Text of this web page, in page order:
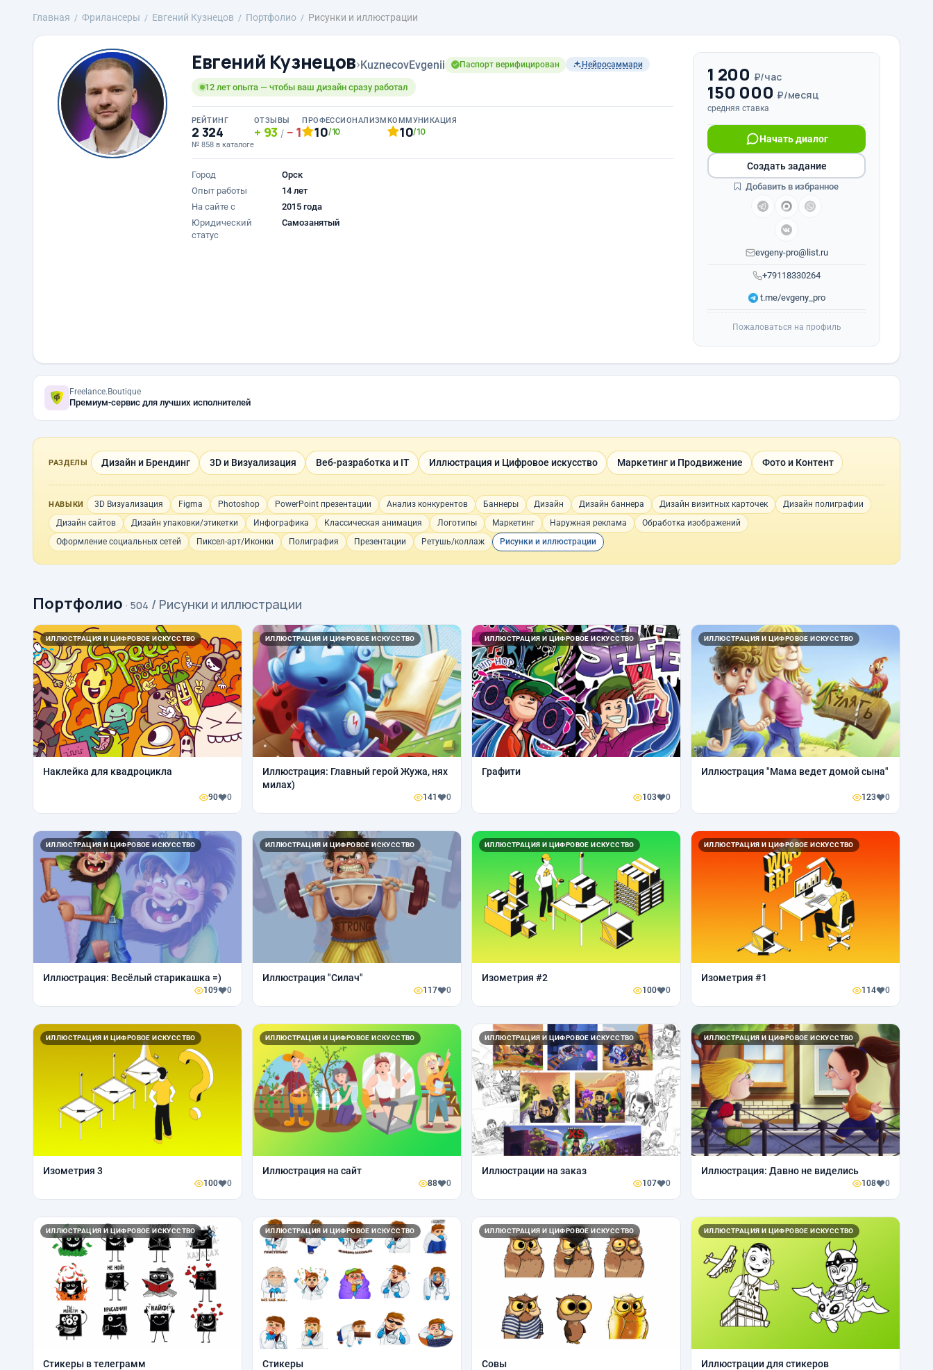
Главная Фрилансеры Евгений Кузнецов Портфолио Рисунки и иллюстрации
Евгений Кузнецов›KuznecovEvgenii Паспорт верифицирован Нейросаммари
12 лет опыта — чтобы ваш дизайн сразу работал
РЕЙТИНГ
2 324
№ 858 в каталоге
ОТЗЫВЫ
93 / 1
ПРОФЕССИОНАЛИЗМ
10/10
КОММУНИКАЦИЯ
10/10
Город
Орск
Опыт работы
14 лет
На сайте с
2015 года
Юридический
статус
Самозанятый
1 200 ₽/час
150 000 ₽/месяц
средняя ставка
+79118330264
Начать диалог
evgeny-pro@list.ru
t.me/evgeny_pro
Создать задание
Добавить в избранное
Пожаловаться на профиль
Freelance.Boutique
Премиум-сервис для лучших исполнителей
РАЗДЕЛЫ Дизайн и Брендинг 3D и Визуализация Веб-разработка и IT Иллюстрация и Цифровое искусство Маркетинг и Продвижение Фото и Контент
НАВЫКИ 3D Визуализация Figma Photoshop PowerPoint презентации Анализ конкурентов Баннеры Дизайн Дизайн баннера Дизайн визитных карточек
Дизайн полиграфии
Дизайн сайтов
Дизайн упаковки/этикетки Инфографика Классическая анимация Логотипы Маркетинг Наружная реклама
Обработка изображений
Оформление социальных сетей
Пиксел-арт/Иконки Полиграфия Презентации Ретушь/коллаж Рисунки и иллюстрации
Портфолио · 504 / Рисунки и иллюстрации
ИЛЛЮСТРАЦИЯ И ЦИФРОВОЕ ИСКУССТВО
Наклейка для квадроцикла
90 0
ИЛЛЮСТРАЦИЯ И ЦИФРОВОЕ ИСКУССТВО
Иллюстрация: Главный герой Жужа, нях
милах)
141 0
ИЛЛЮСТРАЦИЯ И ЦИФРОВОЕ ИСКУССТВО
Графити
103 0
ИЛЛЮСТРАЦИЯ И ЦИФРОВОЕ ИСКУССТВО
Иллюстрация "Мама ведет домой сына"
123 0
ИЛЛЮСТРАЦИЯ И ЦИФРОВОЕ ИСКУССТВО
Иллюстрация: Весёлый старикашка =)
109 0
ИЛЛЮСТРАЦИЯ И ЦИФРОВОЕ ИСКУССТВО
Иллюстрация "Силач"
117 0
ИЛЛЮСТРАЦИЯ И ЦИФРОВОЕ ИСКУССТВО
Изометрия #2
100 0
ИЛЛЮСТРАЦИЯ И ЦИФРОВОЕ ИСКУССТВО
Изометрия #1
114 0
ИЛЛЮСТРАЦИЯ И ЦИФРОВОЕ ИСКУССТВО
Изометрия 3
100 0
ИЛЛЮСТРАЦИЯ И ЦИФРОВОЕ ИСКУССТВО
Иллюстрация на сайт
88 0
ИЛЛЮСТРАЦИЯ И ЦИФРОВОЕ ИСКУССТВО
Иллюстрации на заказ
107 0
ИЛЛЮСТРАЦИЯ И ЦИФРОВОЕ ИСКУССТВО
Иллюстрация: Давно не виделись
108 0
ИЛЛЮСТРАЦИЯ И ЦИФРОВОЕ ИСКУССТВО
Стикеры в телеграмм
ИЛЛЮСТРАЦИЯ И ЦИФРОВОЕ ИСКУССТВО
Стикеры
ИЛЛЮСТРАЦИЯ И ЦИФРОВОЕ ИСКУССТВО
Совы
ИЛЛЮСТРАЦИЯ И ЦИФРОВОЕ ИСКУССТВО
Иллюстрации для стикеров